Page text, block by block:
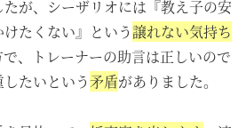
が、シーザリオには『教え子の安
たくない』という譲れない気持ち
、トレーナーの助言は正しいので
たいという矛盾がありました。